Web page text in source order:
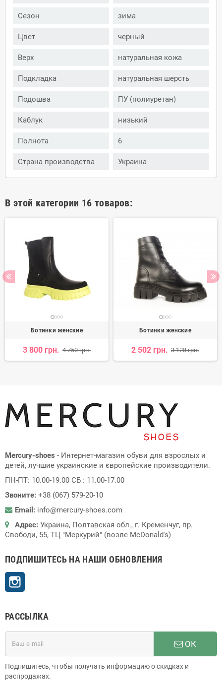
Сезон зима
Цвет черный
Верх натуральная кожа
Подкладка натуральная шерсть
Подошва ПУ (полиуретан)
Каблук низький
Полнота 6
Страна производства Украина
В этой категории 16 товаров:
Ботинки женские
3 800 грн. 4 750 грн.
Ботинки женские
2 502 грн. 3 128 грн.
Mercury-shoes - Интернет-магазин обуви для взрослых и
детей, лучшие украинские и європейские производители.
ПН-ПТ: 10.00-19.00 СБ : 11.00-17.00
Звоните: +38 (067) 579-20-10
Email: info@mercury-shoes.com
Адрес: Украина, Полтавская обл., г. Кременчуг, пр.
Свободи, 55, ТЦ "Меркурий" (возле McDonald's)
ПОДПИШИТЕСЬ НА НАШИ ОБНОВЛЕНИЯ
РАССЫЛКА
ОК
Подпишитесь, чтобы получать информацию о скидках и
распродажах.